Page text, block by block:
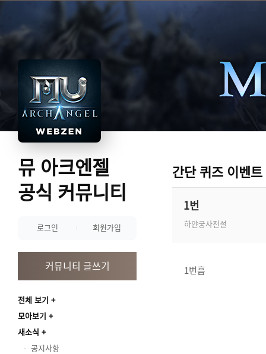
뮤 아크엔젤
공식 커뮤니티
로그인 회원가입
커뮤니티 글쓰기
전체 보기
모아보기
새소식
공지사항
간단 퀴즈 이벤트
1번
하얀궁사전설
1번흠